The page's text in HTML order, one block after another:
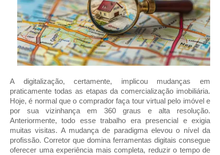
A digitalização, certamente, implicou mudanças em
praticamente todas as etapas da comercialização imobiliária.
Hoje, é normal que o comprador faça tour virtual pelo imóvel e
por sua vizinhança em 360 graus e alta resolução.
Anteriormente, todo esse trabalho era presencial e exigia
muitas visitas. A mudança de paradigma elevou o nível da
profissão. Corretor que domina ferramentas digitais consegue
oferecer uma experiência mais completa, reduzir o tempo de